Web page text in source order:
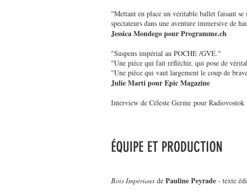
"Mettant en place un véritable ballet faisant
spectateurs dans une aventure immersive de
Jessica Mondego pour Programme.ch
"Suspens impérial au POCHE /GVE."
"Une pièce qui fait réfléchir, qui pose de
"Une pièce qui vaut largement le coup de
Julie Marti pour Epic Magazine
Interview de Céleste Germe pour Radiovostok
ÉQUIPE ET PRODUCTION
Bois Impériaux de Pauline Peyrade - texte